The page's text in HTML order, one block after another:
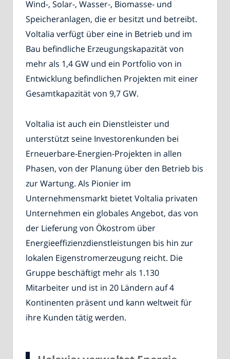
Wind-, Solar-, Wasser-, Biomasse- und
Speicheranlagen, die er besitzt und betreibt.
Voltalia verfügt über eine in Betrieb und im
Bau befindliche Erzeugungskapazität von
mehr als 1,4 GW und ein Portfolio von in
Entwicklung befindlichen Projekten mit einer
Gesamtkapazität von 9,7 GW.
Voltalia ist auch ein Dienstleister und
unterstützt seine Investorenkunden bei
Erneuerbare-Energien-Projekten in allen
Phasen, von der Planung über den Betrieb bis
zur Wartung. Als Pionier im
Unternehmensmarkt bietet Voltalia privaten
Unternehmen ein globales Angebot, das von
der Lieferung von Ökostrom über
Energieeffizienzdienstleistungen bis hin zur
lokalen Eigenstromerzeugung reicht. Die
Gruppe beschäftigt mehr als 1.130
Mitarbeiter und ist in 20 Ländern auf 4
Kontinenten präsent und kann weltweit für
ihre Kunden tätig werden.